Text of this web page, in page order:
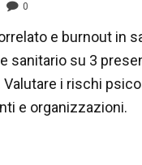
0
e burnout in
sanitario su 3
i rischi
e organizzazioni.